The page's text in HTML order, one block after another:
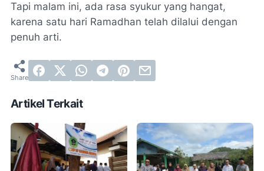
Tapi malam ini, ada rasa syukur yang hangat,
karena satu hari Ramadhan telah dilalui dengan
penuh arti.
Artikel Terkait